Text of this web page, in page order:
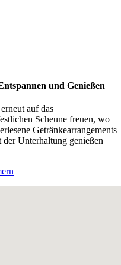
und Genießen
auf das
Scheune freuen, wo
Getränkearrangements
der Unterhaltung genießen